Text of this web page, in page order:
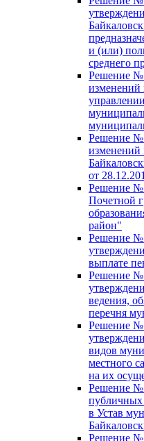
и (или)
среднего
Решение №
Решение №
от
Решение №
Почетной
район"
Решение №
выплате
Решение №
ведения,
перечня
Решение №
видов
местного
на их
Решение №
публичных
в Устав
Решение №